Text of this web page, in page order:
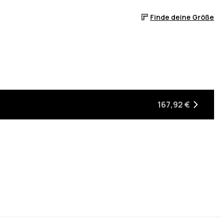
Finde deine Größe
auf Lager ist
sie wieder auf Lager ist
167,92 €